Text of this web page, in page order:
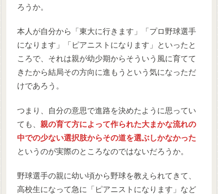
ろうか。
本人が自分から「東大に行きます」「プロ野球選手
になります」「ピアニストになります」といったと
ころで、それは親が幼少期からそういう風に育てて
きたから結局その方向に進もうという気になっただ
けであろう。
つまり、自分の意思で進路を決めたように思ってい
ても、親の育て方によって作られた大まかな流れの
中での少ない選択肢からその道を選ぶしかなかった
というのが実際のところなのではないだろうか。
野球選手の親に幼い頃から野球を教えられてきて、
高校生になって急に「ピアニストになります」など